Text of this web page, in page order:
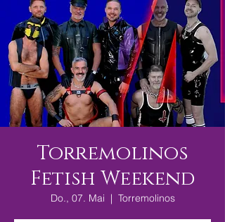
Torremolinos
Fetish Weekend
Do., 07. Mai
  |
Torremolinos